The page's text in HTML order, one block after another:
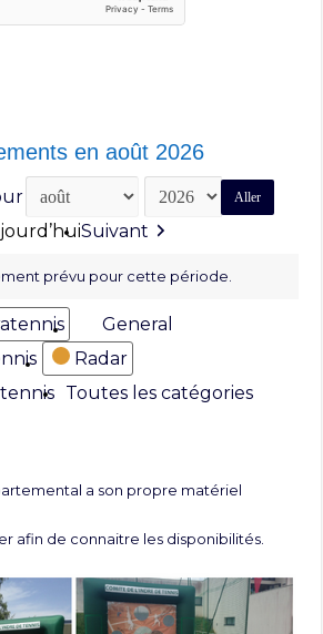
en août 2026
Mois
Année
Suivant
prévu pour cette période.
General
Radar
Toutes les catégories
a son propre matériel
afin de connaitre les disponibilités.